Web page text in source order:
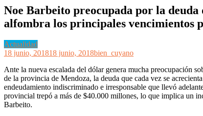
Noe Barbeito preocupada por la deuda
alfombra los principales vencimientos
Actualidad
18 junio, 201818 junio, 2018bien_cuyano
Ante la nueva escalada del dólar genera mucha preocupación
de la provincia de Mendoza, la deuda que cada vez se
endeudamiento indiscriminado e irresponsable que llevó
provincial trepó a más de $40.000 millones, lo que implica un
Barbeito.